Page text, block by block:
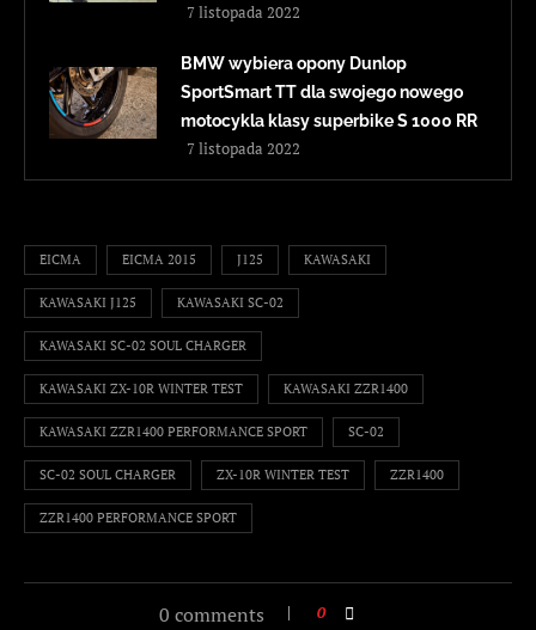
7 listopada 2022
BMW wybiera opony Dunlop
SportSmart TT dla swojego nowego
motocykla klasy superbike S 1000 RR
7 listopada 2022
EICMA EICMA 2015 J125 KAWASAKI
KAWASAKI J125 KAWASAKI SC-02
KAWASAKI SC-02 SOUL CHARGER
KAWASAKI ZX-10R WINTER TEST KAWASAKI ZZR1400
KAWASAKI ZZR1400 PERFORMANCE SPORT SC-02
SC-02 SOUL CHARGER ZX-10R WINTER TEST ZZR1400
ZZR1400 PERFORMANCE SPORT
0 comments 0